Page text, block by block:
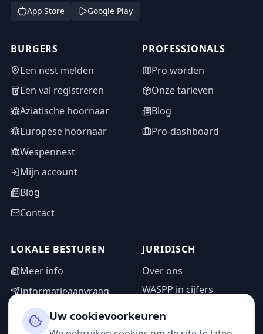
App Store Google Play
BURGERS
Een nest melden
Een val registreren
Aziatische hoornaar
Europese hoornaar
Wespennest
Mijn account
Blog
Contact
PROFESSIONALS
Pro worden
Onze tarieven
Blog
Pro-dashboard
LOKALE BESTUREN
Meer info
Informatieaanvraag
Adminzone
JURIDISCH
Over ons
WASPP in cijfers
Privacybeleid
Uw cookievoorkeuren